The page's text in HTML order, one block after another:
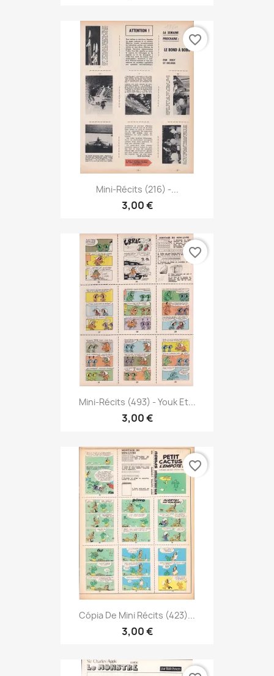
Mini-Récits (216) -...
3,00 €
favorite_border
Mini-Récits (493) - Youk Et...
3,00 €
favorite_border
Cópia De Mini Récits (423)...
3,00 €
favorite_border